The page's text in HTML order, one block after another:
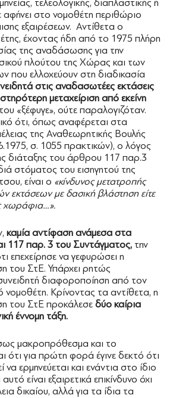
τελεολογικής, διαπλαστικής ή
αφήνει στο νομοθέτη περιθώριο
εξαιρέσεων. Αντίθετα ο
έχοντας ήδη από το 1975 πλήρη
της αναδάσωσης για την
πλούτου της Χώρας και των
που ελλοχεύουν στη διαδικασία
στις αναδασωτέες εκτάσεις
μεταχείριση από εκείνη
«ξέφυγε», ούτε παραλογιζόταν.
ότι, όπως αναφέρεται στα
της Αναθεωρητικής Βουλής
σ. 1055 πρακτικών), ο λόγος
διάταξης του άρθρου 117 παρ.3
στόματος του εισηγητού της
είναι ο «κίνδυνος μετατροπής
εκτάσεων με δασική βλάστηση είτε
χωράφια…».
καμία αντίφαση ανάμεσα στα
117 παρ. 3 του Συντάγματος, την
επεχείρησε να γεφυρώσει η
του ΣτΕ. Υπάρχει ρητώς
διαφοροποίηση από τον
νομοθέτη. Κρίνοντας τα αντίθετα, η
του ΣτΕ προκάλεσε δύο καίρια
έννομη τάξη.
μακροπρόθεσμα και το
ότι για πρώτη φορά έγινε δεκτό ότι
ερμηνεύεται και ενάντια στο ίδιο
είναι εξαιρετικά επικίνδυνο όχι
δικαίου, αλλά για τα ίδια τα